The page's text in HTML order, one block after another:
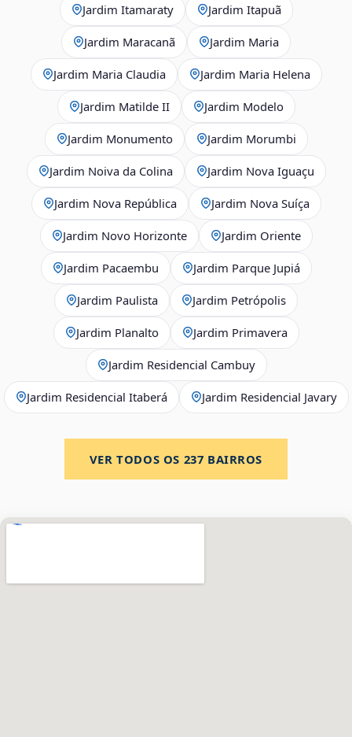
Jardim Itamaraty Jardim Itapuã
Jardim Maracanã Jardim Maria
Jardim Maria Claudia Jardim Maria Helena
Jardim Matilde II Jardim Modelo
Jardim Monumento Jardim Morumbi
Jardim Noiva da Colina Jardim Nova Iguaçu
Jardim Nova República Jardim Nova Suíça
Jardim Novo Horizonte Jardim Oriente
Jardim Pacaembu Jardim Parque Jupiá
Jardim Paulista Jardim Petrópolis
Jardim Planalto Jardim Primavera
Jardim Residencial Cambuy
Jardim Residencial Itaberá Jardim Residencial Javary
VER TODOS OS 237 BAIRROS